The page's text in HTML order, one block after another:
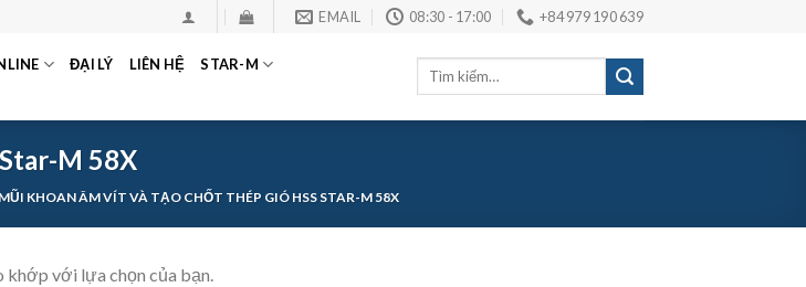
EMAIL 08:30 - 17:00 +84 979 190 639
ĐẠI LÝ LIÊN HỆ STAR-M
Tìm
M 58X
MŨI KHOAN ÂM VÍT VÀ TẠO CHỐT THÉP GIÓ HSS STAR-M 58X
khớp với lựa chọn của bạn.